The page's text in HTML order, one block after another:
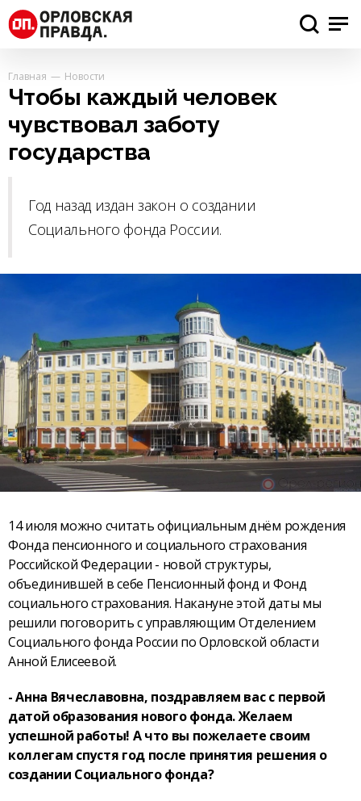
Главная Новости
Чтобы каждый человек
чувствовал заботу
государства
Год назад издан закон о создании
Социального фонда России.
14 июля можно считать официальным днём рождения
Фонда пенсионного и социального страхования
Российской Федерации - новой структуры,
объединившей в себе Пенсионный фонд и Фонд
социального страхования. Накануне этой даты мы
решили поговорить с управляющим Отделением
Социального фонда России по Орловской области
Анной Елисеевой.
- Анна Вячеславовна, поздравляем вас с первой
датой образования нового фонда. Желаем
успешной работы! А что вы пожелаете своим
коллегам спустя год после принятия решения о
создании Социального фонда?